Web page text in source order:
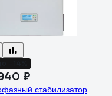
₽
стабилизатор